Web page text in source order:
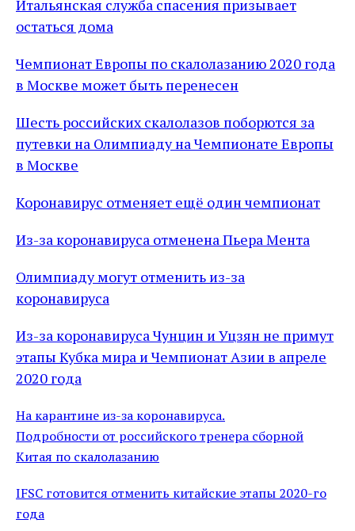
Итальянская служба спасения призывает
остаться дома
Чемпионат Европы по скалолазанию 2020 года
в Москве может быть перенесен
Шесть российских скалолазов поборются за
путевки на Олимпиаду на Чемпионате Европы
в Москве
Коронавирус отменяет ещё один чемпионат
Из-за коронавируса отменена Пьера Мента
Олимпиаду могут отменить из-за
коронавируса
Из-за коронавируса Чунцин и Уцзян не примут
этапы Кубка мира и Чемпионат Азии в апреле
2020 года
На карантине из-за коронавируса.
Подробности от российского тренера сборной
Китая по скалолазанию
IFSC готовится отменить китайские этапы 2020-го
года